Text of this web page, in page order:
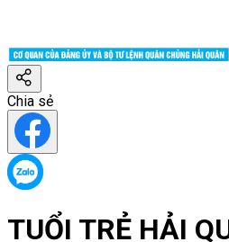
Chia sẻ
TUỔI TRẺ HẢI